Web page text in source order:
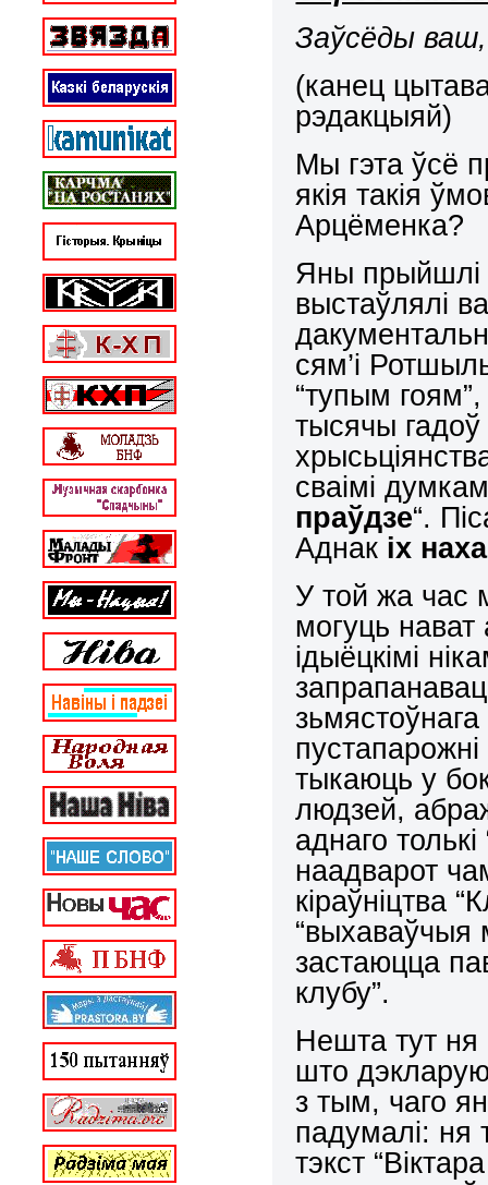
Заўсёды
(канец
рэдакцыяй)
Мы гэта ўсё
якія такія
Арцёменка?
Яны прыйшлі
выстаўлялі
сям’і
“тупым гоям”,
тысячы
сваімі
праўдзе“.
Аднак іх
У той жа час
могуць
ідыёцкімі
тыкаюць у
людзей,
аднаго
наадварот
кіраўніцтва
застаюцца
клубу”.
Нешта тут ня
што
з тым, чаго
падумалі: ня
тэкст